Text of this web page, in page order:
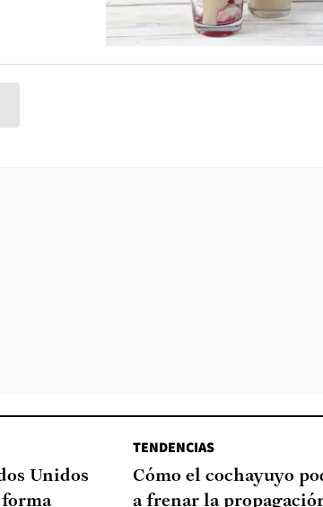
Unidos
TENDENCIAS
Cómo el cochayuyo
a frenar la